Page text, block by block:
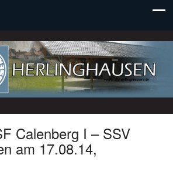
e. V.
Calenberg I – SSV
am 17.08.14,